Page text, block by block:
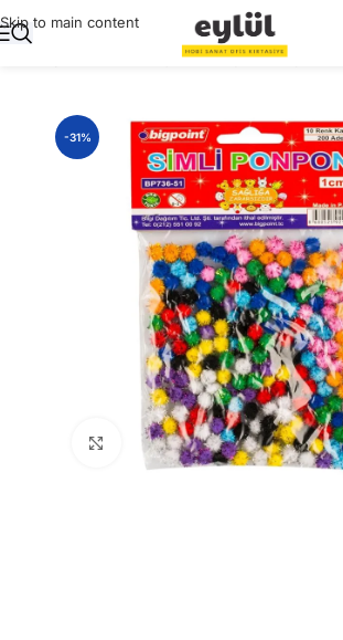
Skip to main content
Okul Gereçleri/Ponpon ve Şöniller
-31%
Büyütmek için tıklayın